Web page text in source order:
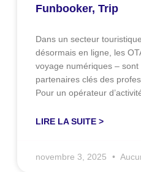
Funbooker, Trip
Dans un secteur
désormais en ligne, les
voyage numériques –
partenaires clés des
Pour un opérateur
LIRE LA SUITE >
novembre 3, 2025